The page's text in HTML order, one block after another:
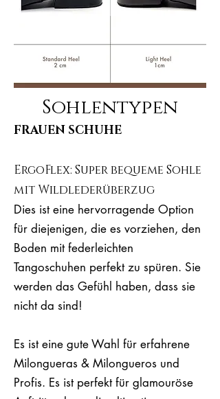
Sohlentypen
FRAUEN SCHUHE
ErgoFlex: Super bequeme Sohle
mit Wildlederüberzug
Dies ist eine hervorragende Option
für diejenigen, die es vorziehen, den
Boden mit federleichten
Tangoschuhen perfekt zu spüren. Sie
werden das Gefühl haben, dass sie
nicht da sind!
Es ist eine gute Wahl für erfahrene
Milongueras & Milongueros und
Profis. Es ist perfekt für glamouröse